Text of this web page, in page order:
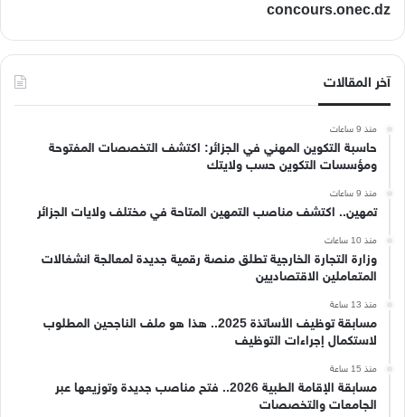
concours.onec.dz
آخر المقالات
منذ 9 ساعات
حاسبة التكوين المهني في الجزائر: اكتشف التخصصات المفتوحة
ومؤسسات التكوين حسب ولايتك
منذ 9 ساعات
تمهين.. اكتشف مناصب التمهين المتاحة في مختلف ولايات الجزائر
منذ 10 ساعات
وزارة التجارة الخارجية تطلق منصة رقمية جديدة لمعالجة انشغالات
المتعاملين الاقتصاديين
منذ 13 ساعة
مسابقة توظيف الأساتذة 2025.. هذا هو ملف الناجحين المطلوب
لاستكمال إجراءات التوظيف
منذ 15 ساعة
مسابقة الإقامة الطبية 2026.. فتح مناصب جديدة وتوزيعها عبر
الجامعات والتخصصات